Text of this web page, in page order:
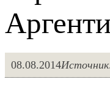
08.08.2014